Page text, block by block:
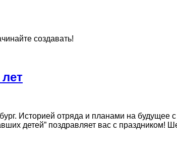
создавать!
Историей отряда и планами на будущее
детей” поздравляет вас с праздником!